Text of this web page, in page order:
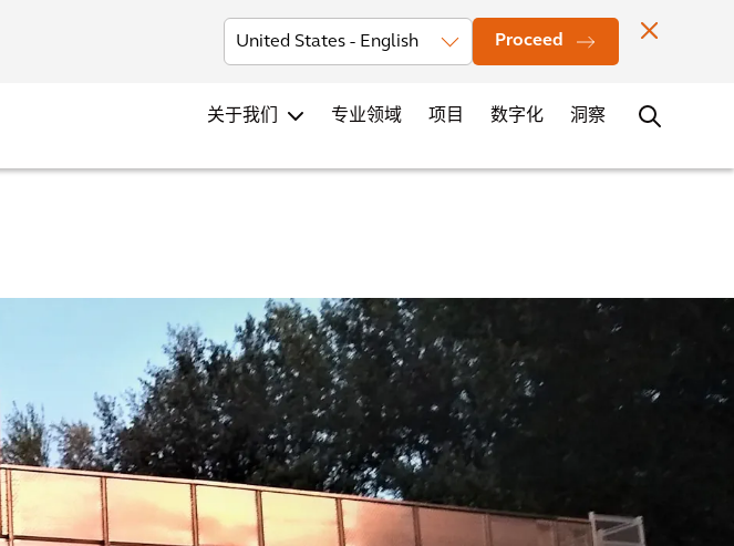
Proceed
投资者 办公室地点 联系
关于我们 专业领域 项目 数字化 洞察